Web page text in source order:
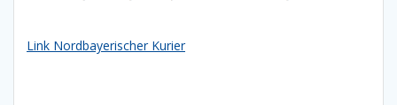
Link Nordbayerischer Kurier